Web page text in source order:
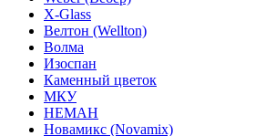
X-Glass
Велтон (Wellton)
Волма
Изоспан
Каменный цветок
МКУ
НЕМАН
Новамикс (Novamix)